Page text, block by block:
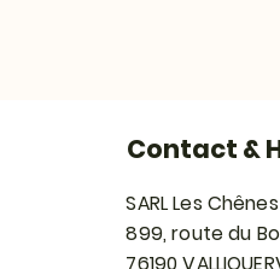
Contact &
SARL Les
899, route du